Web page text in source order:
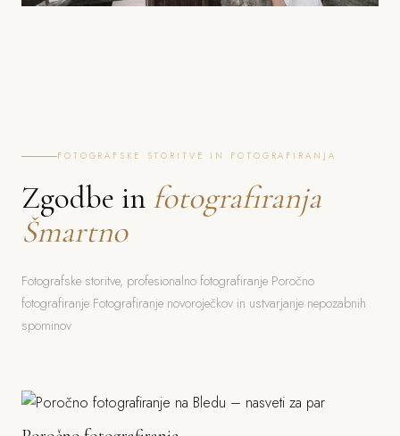
FOTOGRAFSKE STORITVE IN FOTOGRAFIRANJA
Zgodbe in fotografiranja
Šmartno
Fotografske storitve, profesionalno fotografiranje Poročno
fotografiranje Fotografiranje novoroječkov in ustvarjanje nepozabnih
spominov